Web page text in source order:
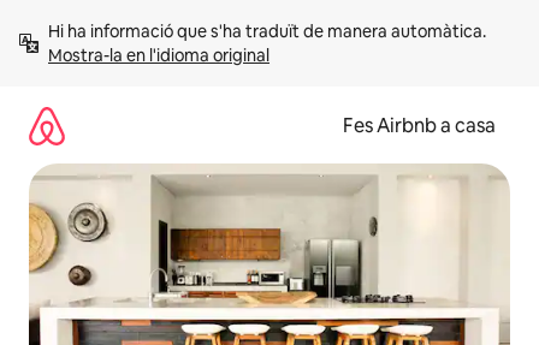
Mostra-la en l'idioma original
Fes Airbnb a casa